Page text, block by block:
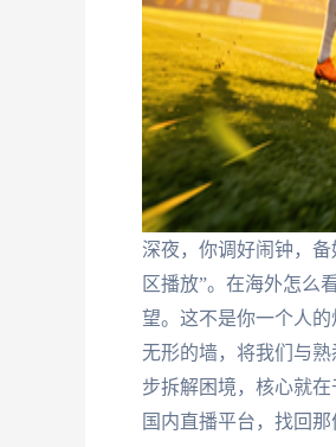
深夜，你调好闹钟，
区播放”。在海外怎么
望。这不是你一个人
无形的墙，将我们与
步拆解困境，核心就
国内直播平台，找回那